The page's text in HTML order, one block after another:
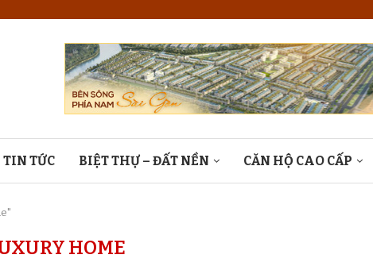
TIN TỨC BIỆT THỰ – ĐẤT NỀN CĂN HỘ CAO CẤP
HOME